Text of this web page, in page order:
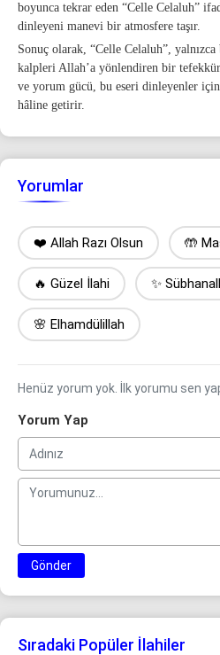
boyunca tekrar eden “Celle Celaluh”
dinleyeni manevi bir atmosfere taşır.
Sonuç olarak, “Celle Celaluh”,
kalpleri Allah’a yönlendiren bir tefekkür
ve yorum gücü, bu eseri dinleyenler
hâline getirir.
Yorumlar
❤️ Allah Razı Olsun 🤲
🔥 Güzel İlahi ✨
🌸 Elhamdülillah
Henüz yorum yok. İlk yorumu sen
Yorum Yap
Gönder
Sıradaki Popüler İlahiler